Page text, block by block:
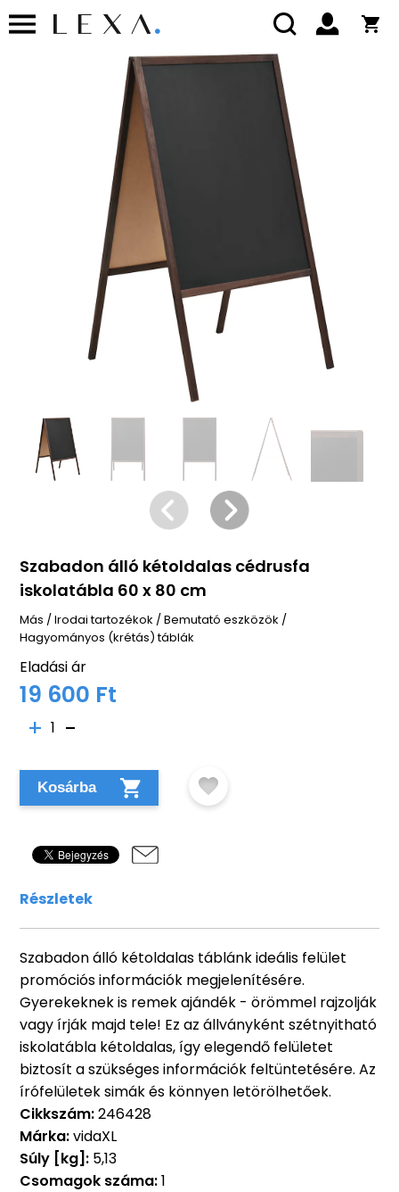
Szabadon álló kétoldalas cédrusfa
iskolatábla 60 x 80 cm
Más /Irodai tartozékok /Bemutató eszközök /
Hagyományos (krétás) táblák
Eladási ár
19 600 Ft
1
Kosárba
Részletek
Szabadon álló kétoldalas táblánk ideális felület
promóciós információk megjelenítésére.
Gyerekeknek is remek ajándék - örömmel rajzolják
vagy írják majd tele! Ez az állványként szétnyitható
iskolatábla kétoldalas, így elegendő felületet
biztosít a szükséges információk feltüntetésére. Az
írófelületek simák és könnyen letörölhetőek.
Cikkszám:246428
Márka:vidaXL
Súly [kg]: 5,13
Csomagok száma:1